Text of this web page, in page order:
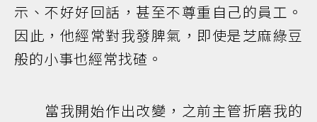
示、不好好回話，甚至不尊重自己的員工。
因此，他經常對我發脾氣，即使是芝麻綠豆
般的小事也經常找碴。
當我開始作出改變，之前主管折磨我的